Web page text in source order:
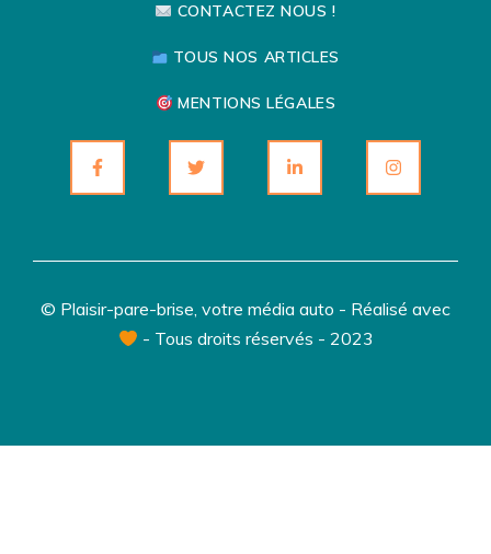
CONTACTEZ NOUS !
TOUS NOS ARTICLES
MENTIONS LÉGALES
© Plaisir-pare-brise, votre média auto - Réalisé avec
- Tous droits réservés - 2023